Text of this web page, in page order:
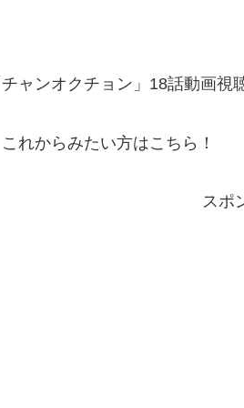
ャンオクチョン」18話動画視
れからみたい方はこちら！
スポ